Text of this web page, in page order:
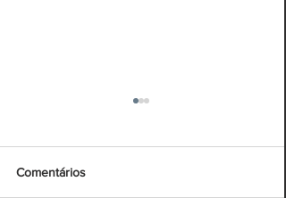
Comentários